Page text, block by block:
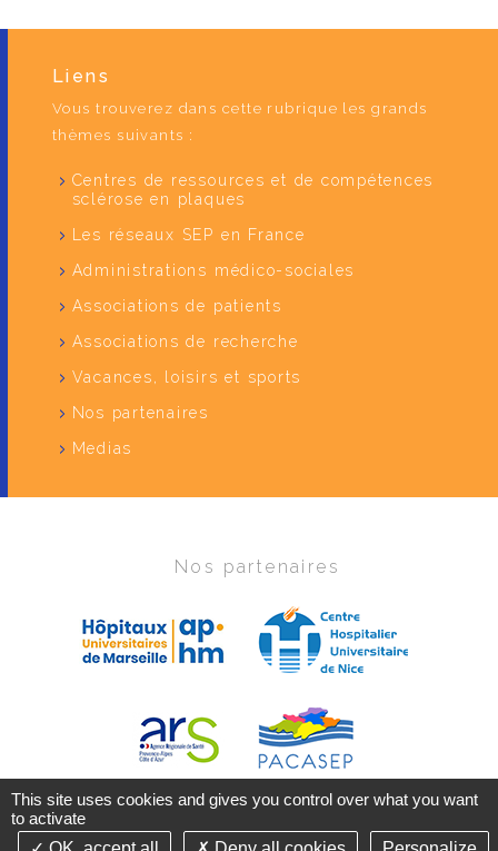
Liens
Vous trouverez dans cette rubrique les grands
thèmes suivants :
Centres de ressources et de compétences
sclérose en plaques
Les réseaux SEP en France
Administrations médico-sociales
Associations de patients
Associations de recherche
Vacances, loisirs et sports
Nos partenaires
Medias
Nos partenaires
This site uses cookies and gives you control over what you want
to activate